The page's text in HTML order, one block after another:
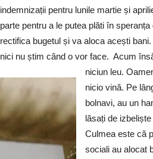
indemnizații pentru lunile martie și
parte pentru a le putea plăti în
rectifica bugetul și va aloca acești
nici nu știm când o vor face. Acum
niciun leu.
nicio vină. Pe
bolnavi, au un
lăsați de
Culmea este că
sociali au alocat